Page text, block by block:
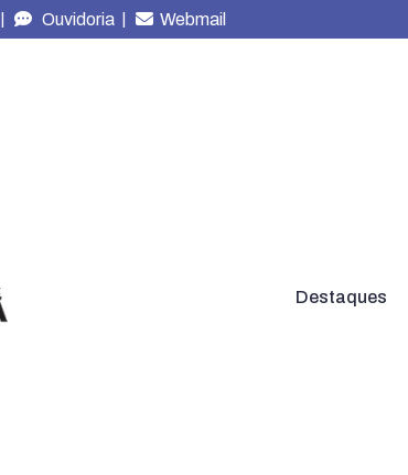
| Ouvidoria | Webmail
Destaques